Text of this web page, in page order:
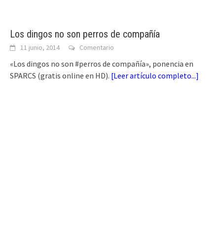
Los dingos no son perros de compañía
11 junio, 2014 Comentario
«Los dingos no son #perros de compañía», ponencia en
SPARCS (gratis online en HD). [Leer artículo completo...]